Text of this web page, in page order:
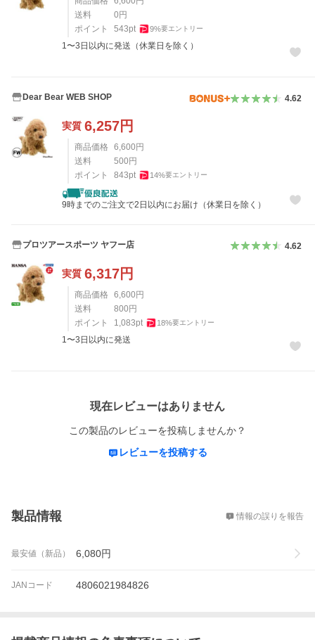
送料
0 円
ポイント
543pt 9%要エントリー
1〜3日以内に発送（休業日を除く）
Dear Bear WEB SHOP 4.62
実質 6,257円
商品価格 6,600 円
送料
500 円
ポイント
843pt 14%要エントリー
9時までのご注文で2日以内にお届け（休業日を除く）
プロツアースポーツ ヤフー店 4.62
実質 6,317円
商品価格 6,600円
送料
800円
ポイント
1,083pt 18%要エントリー
1〜3日以内に発送
現在レビューはありません
この製品のレビューを投稿しませんか？
レビューを投稿する
製品情報 情報の誤りを報告
最安値（新品） 6,080円
JANコード 4806021984826